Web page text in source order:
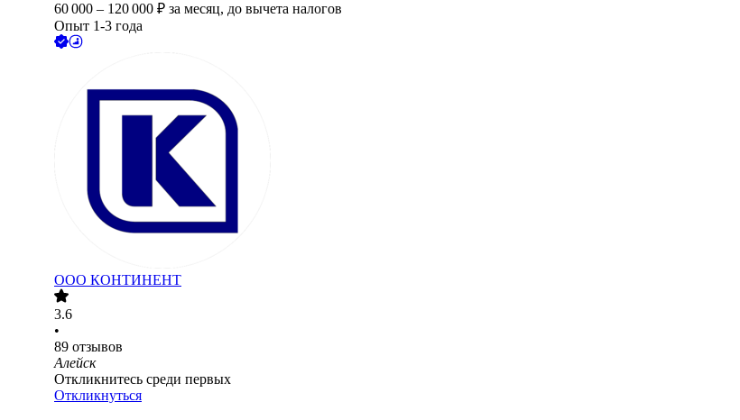
60 000 – 120 000 ₽ за месяц, до вычета налогов
Опыт 1-3 года
ООО КОНТИНЕНТ
3.6
•
89 отзывов
Алейск
Откликнитесь среди первых
Откликнуться